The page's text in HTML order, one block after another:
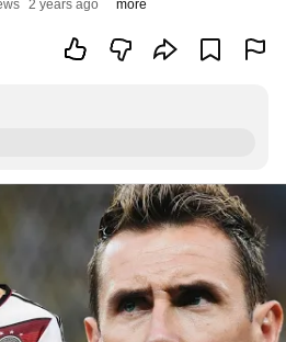
2 years ago more